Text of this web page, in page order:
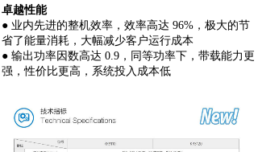
卓越性能
● 业内先进的整机效率，效率高达 96%，极大的节
省了能量消耗，大幅减少客户运行成本
● 输出功率因数高达 0.9，同等功率下，带载能力更
强，性价比更高，系统投入成本低